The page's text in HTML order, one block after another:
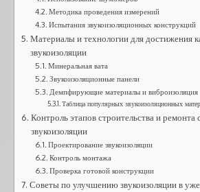
Методика проведения измерений
Испытания звукоизоляционных конструкций
Материалы и технологии для достижения
звукоизоляции
Минеральная вата
Звукоизоляционные панели
Демпфирующие материалы и виброизоляция
Таблица популярных звукоизоляционных
Контроль этапов строительства и ремонта
звукоизоляции
Проектирование звукоизоляции
Контроль монтажа
Проверка готовой конструкции
Советы по улучшению звукоизоляции в